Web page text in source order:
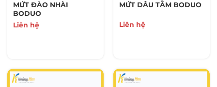
MỨT ĐÀO NHÀI
BODUO
Liên hệ
MỨT DÂU TẰM BODUO
Liên hệ